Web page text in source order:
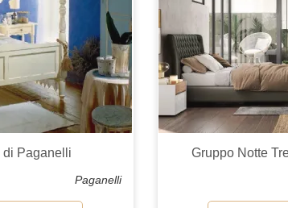
di Paganelli
Paganelli
Gruppo Notte